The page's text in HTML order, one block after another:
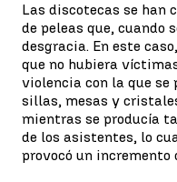
Las discotecas se han
de peleas que, cuando
desgracia. En este
que no hubiera
violencia con la que se
sillas, mesas y
mientras se producía
de los asistentes, lo
provocó un incremento